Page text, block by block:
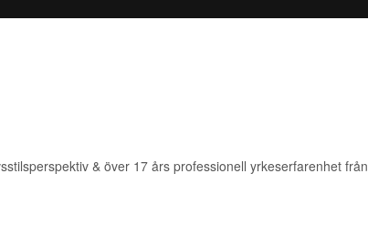
& över 17 års professionell yrkeserfarenhet